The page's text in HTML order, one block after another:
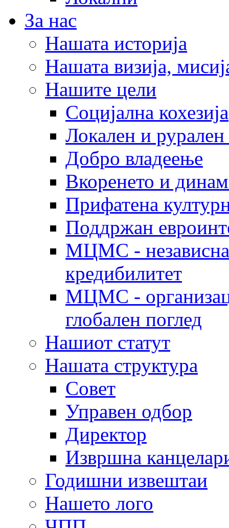
За нас
Нашата историја
Нашата визија,
Нашите цели
Социјална кохезија
Локален и рурален
Добро владеење
Вкоренето и
Прифатена
Поддржан
МЦМС - независна
кредибилитет
МЦМС -
глобален поглед
Нашиот статут
Нашата структура
Совет
Управен одбор
Директор
Извршна
Годишни извештаи
Нашето лого